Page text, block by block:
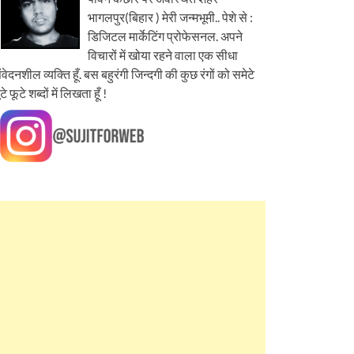
भागलपुर(बिहार ) मेरी जन्मभूमी.. पेशे से :
डिजिटल मार्केटिंग प्रोफेसनल. अपने
विचारों में खोया रहने वाला एक सीधा
व्यक्ति हूँ. बस बहुरंगी जिन्दगी की कुछ रंगों को समेटे
फूटे शब्दों में लिखता हूँ !